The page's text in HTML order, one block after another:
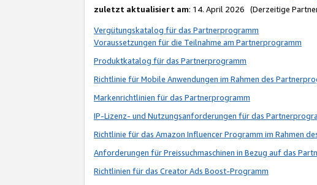
zuletzt aktualisiert am: 14. April 2026 (Derzeitige
Vergütungskatalog für das Partnerprogramm
Voraussetzungen für die Teilnahme am Partnerprogramm
Produktkatalog für das Partnerprogramm
Richtlinie für Mobile Anwendungen im Rahmen des
Markenrichtlinien für das Partnerprogramm
IP-Lizenz- und Nutzungsanforderungen für das
Richtlinie für das Amazon Influencer Programm im Rahmen
Anforderungen für Preissuchmaschinen in Bezug auf das
Richtlinien für das Creator Ads Boost-Programm